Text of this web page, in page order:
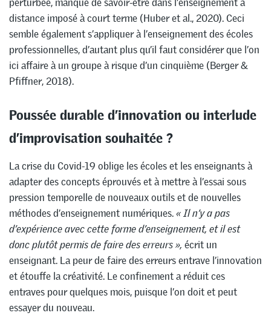
distance imposé à court terme (Huber et al., 2020). Ceci
semble également s’appliquer à l’enseignement des écoles
professionnelles, d’autant plus qu’il faut considérer que l’on
ici affaire à un groupe à risque d’un cinquième (Berger &
Pfiffner, 2018).
Poussée durable d’innovation ou interlude
d’improvisation souhaitée ?
La crise du Covid-19 oblige les écoles et les enseignants à
adapter des concepts éprouvés et à mettre à l’essai sous
pression temporelle de nouveaux outils et de nouvelles
méthodes d’enseignement numériques.« Il n’y a pas
d’expérience avec cette forme d’enseignement, et il est
donc plutôt permis de faire des erreurs », écrit un
enseignant. La peur de faire des erreurs entrave l’innovation
et étouffe la créativité. Le confinement a réduit ces
entraves pour quelques mois, puisque l’on doit et peut
essayer du nouveau.